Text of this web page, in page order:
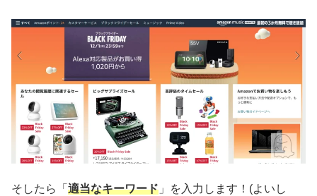
そしたら「 適当なキーワード 」を入力します！(よいし